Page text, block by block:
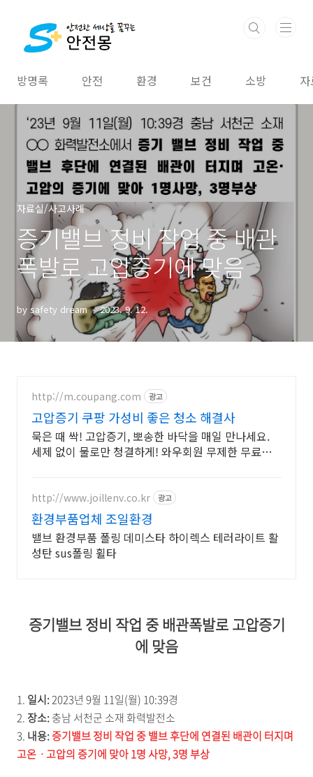
방명록 안전 환경 보건 소방
자료실/사고사례
증기밸브 정비 작업 중 배관
폭발로 고압증기에 맞음
by safety dream 2023. 9. 12.
http://m.coupang.com 광고
고압증기 쿠팡 가성비 좋은 청소 해결사
묵은 때 싹! 고압증기, 뽀송한 바닥을 매일 만나세요.
세제 없이 물로만 청결하게! 와우회원 무제한 무료배
http://www.joillenv.co.kr 광고
환경부품업체 조일환경
밸브 환경부품 폴링 데미스타 하이렉스 테러라이트 활
성탄 sus폴링 휠타
증기밸브 정비 작업 중 배관폭발로 고압증기
에 맞음
1. 일시:2023년 9월 11일(월) 10:39경
2. 장소:충남 서천군 소재 화력발전소
3. 내용:증기밸브 정비 작업 중 밸브 후단에 연결된 배관이 터지며
고온ㆍ고압의 증기에 맞아 1명 사망, 3명 부상